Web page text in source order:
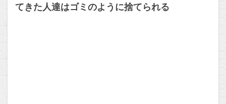
てきた人達はゴミのように捨てられる